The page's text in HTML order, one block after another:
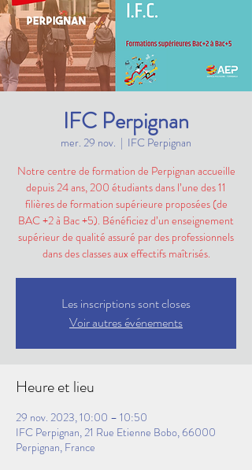
IFC Perpignan
mer. 29 nov.
  |
IFC Perpignan
Notre centre de formation de Perpignan accueille
depuis 24 ans, 200 étudiants dans l’une des 11
filières de formation supérieure proposées (de
BAC +2 à Bac +5). Bénéficiez d’un enseignement
supérieur de qualité assuré par des professionnels
dans des classes aux effectifs maîtrisés.
Les inscriptions sont closes
Voir autres événements
Heure et lieu
29 nov. 2023, 10:00 – 10:50
IFC Perpignan, 21 Rue Etienne Bobo, 66000
Perpignan, France